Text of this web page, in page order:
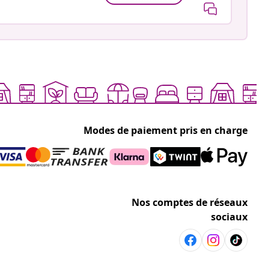
Modes de paiement pris en charge
Nos comptes de réseaux
sociaux